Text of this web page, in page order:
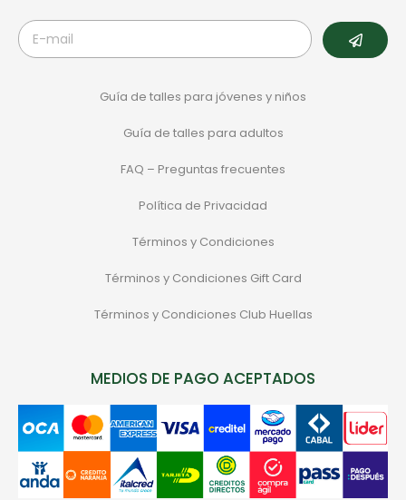
Guía de talles para jóvenes y niños
Guía de talles para adultos
FAQ – Preguntas frecuentes
Política de Privacidad
Términos y Condiciones
Términos y Condiciones Gift Card
Términos y Condiciones Club Huellas
MEDIOS DE PAGO ACEPTADOS